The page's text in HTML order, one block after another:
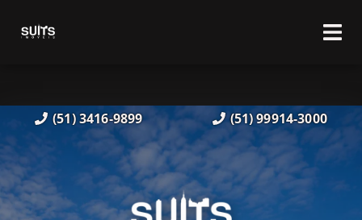
(51) 3416-9899 (51) 99914-3000